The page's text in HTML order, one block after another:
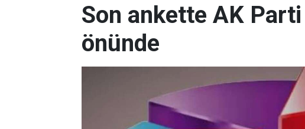
Son ankette AK Parti
önünde